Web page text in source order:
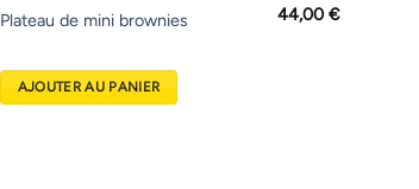
Plateau de mini brownies 44,00€
AJOUTER AU PANIER